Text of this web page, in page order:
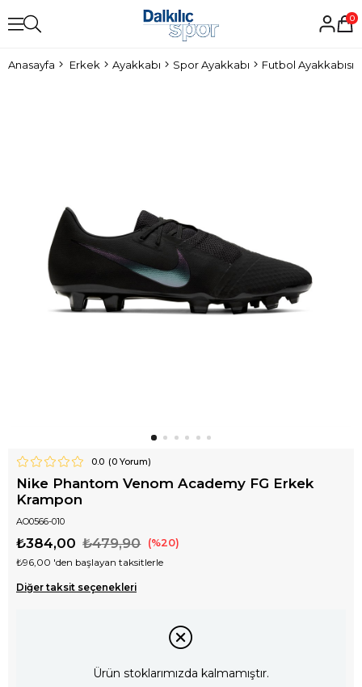
0
Anasayfa Erkek Ayakkabı Spor Ayakkabı Futbol Ayakkabısı
0.0 (0Yorum)
Nike Phantom Venom Academy FG Erkek
Krampon
AO0566-010
₺479,90
₺384,00 20
₺96,00 'den başlayan taksitlerle
Diğer taksit seçenekleri
Ürün stoklarımızda kalmamıştır.